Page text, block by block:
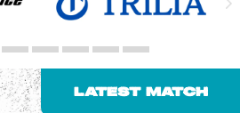
LATEST MATCH